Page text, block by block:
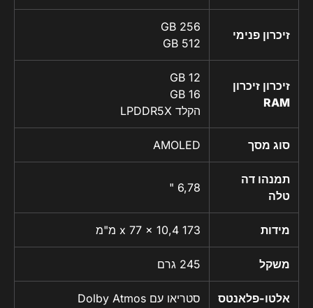
זיכרון פנימי
256 GB
512 GB
זיכרון זיכרון
RAM
12 GB
16 GB
הקלד LPDDR5X
סוג מסך AMOLED
תמנהו דה
טלה
6,78 "
מידות 173 x 77 x 10,4 מ"מ
משקל 245 גרם
אלטו-פלאנטס סטריאו עם Dolby Atmos